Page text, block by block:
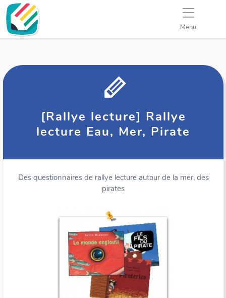
Menu
[Rallye lecture] Rallye
lecture Eau, Mer, Pirate
Des questionnaires de rallye lecture autour de la mer, des
pirates